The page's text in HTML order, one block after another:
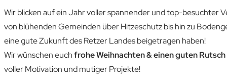
Wir blicken auf ein Jahr voller spannender und top-besuchter
von blühenden Gemeinden über Hitzeschutz bis hin zu
eine gute Zukunft des Retzer Landes beigetragen haben!
Wir wünschen euchfrohe Weihnachten & einen guten Rutsch
voller Motivation und mutiger Projekte!